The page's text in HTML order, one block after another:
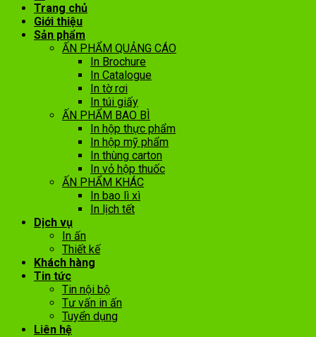
Trang chủ
Giới thiệu
Sản phẩm
ẤN PHẨM QUẢNG CÁO
In Brochure
In Catalogue
In tờ rơi
In túi giấy
ẤN PHẨM BAO BÌ
In hộp thực phẩm
In hộp mỹ phẩm
In thùng carton
In vỏ hộp thuốc
ẤN PHẨM KHÁC
In bao lì xì
In lịch tết
Dịch vụ
In ấn
Thiết kế
Khách hàng
Tin tức
Tin nội bộ
Tư vấn in ấn
Tuyển dụng
Liên hệ